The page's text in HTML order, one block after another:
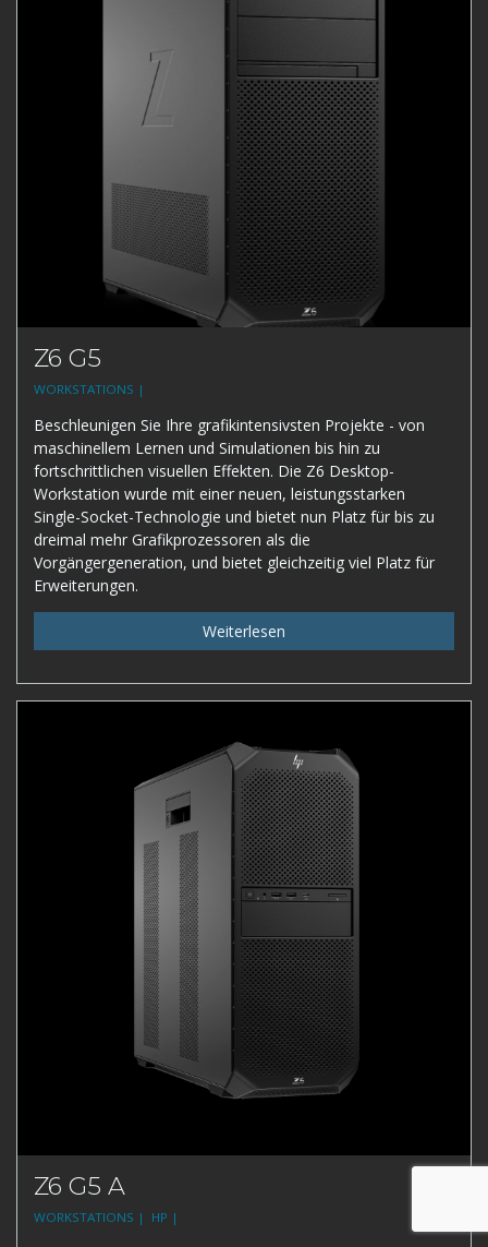
Z6 G5
WORKSTATIONS |
Beschleunigen Sie Ihre grafikintensivsten Projekte - von
maschinellem Lernen und Simulationen bis hin zu
fortschrittlichen visuellen Effekten. Die Z6 Desktop-
Workstation wurde mit einer neuen, leistungsstarken
Single-Socket-Technologie und bietet nun Platz für bis zu
dreimal mehr Grafikprozessoren als die
Vorgängergeneration, und bietet gleichzeitig viel Platz für
Erweiterungen.
Weiterlesen
Z6 G5 A
WORKSTATIONS | HP |